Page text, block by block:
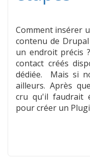
Comment insérer
contenu de
un endroit précis
contact créés
dédiée. Mais si
ailleurs. Après
cru qu'il faudrait
pour créer un